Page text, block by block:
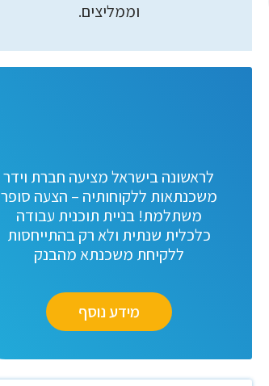
וממליצים.
לראשונה בישראל מציעה חברת וידר
משכנתאות ללקוחותיה – הצעה סופר
משתלמת! בניית תוכנית עבודה
כלכלית שנתית ולא רק בהתייחסות
ללקיחת משכנתא מהבנק
מידע נוסף